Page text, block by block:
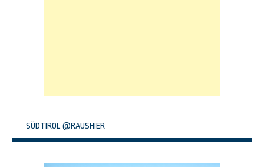
SÜDTIROL @RAUSHIER